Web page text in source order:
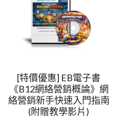
[特價優惠] EB電子書
《B12網絡營銷概論》網
絡營銷新手快速入門指南
(附贈教學影片)